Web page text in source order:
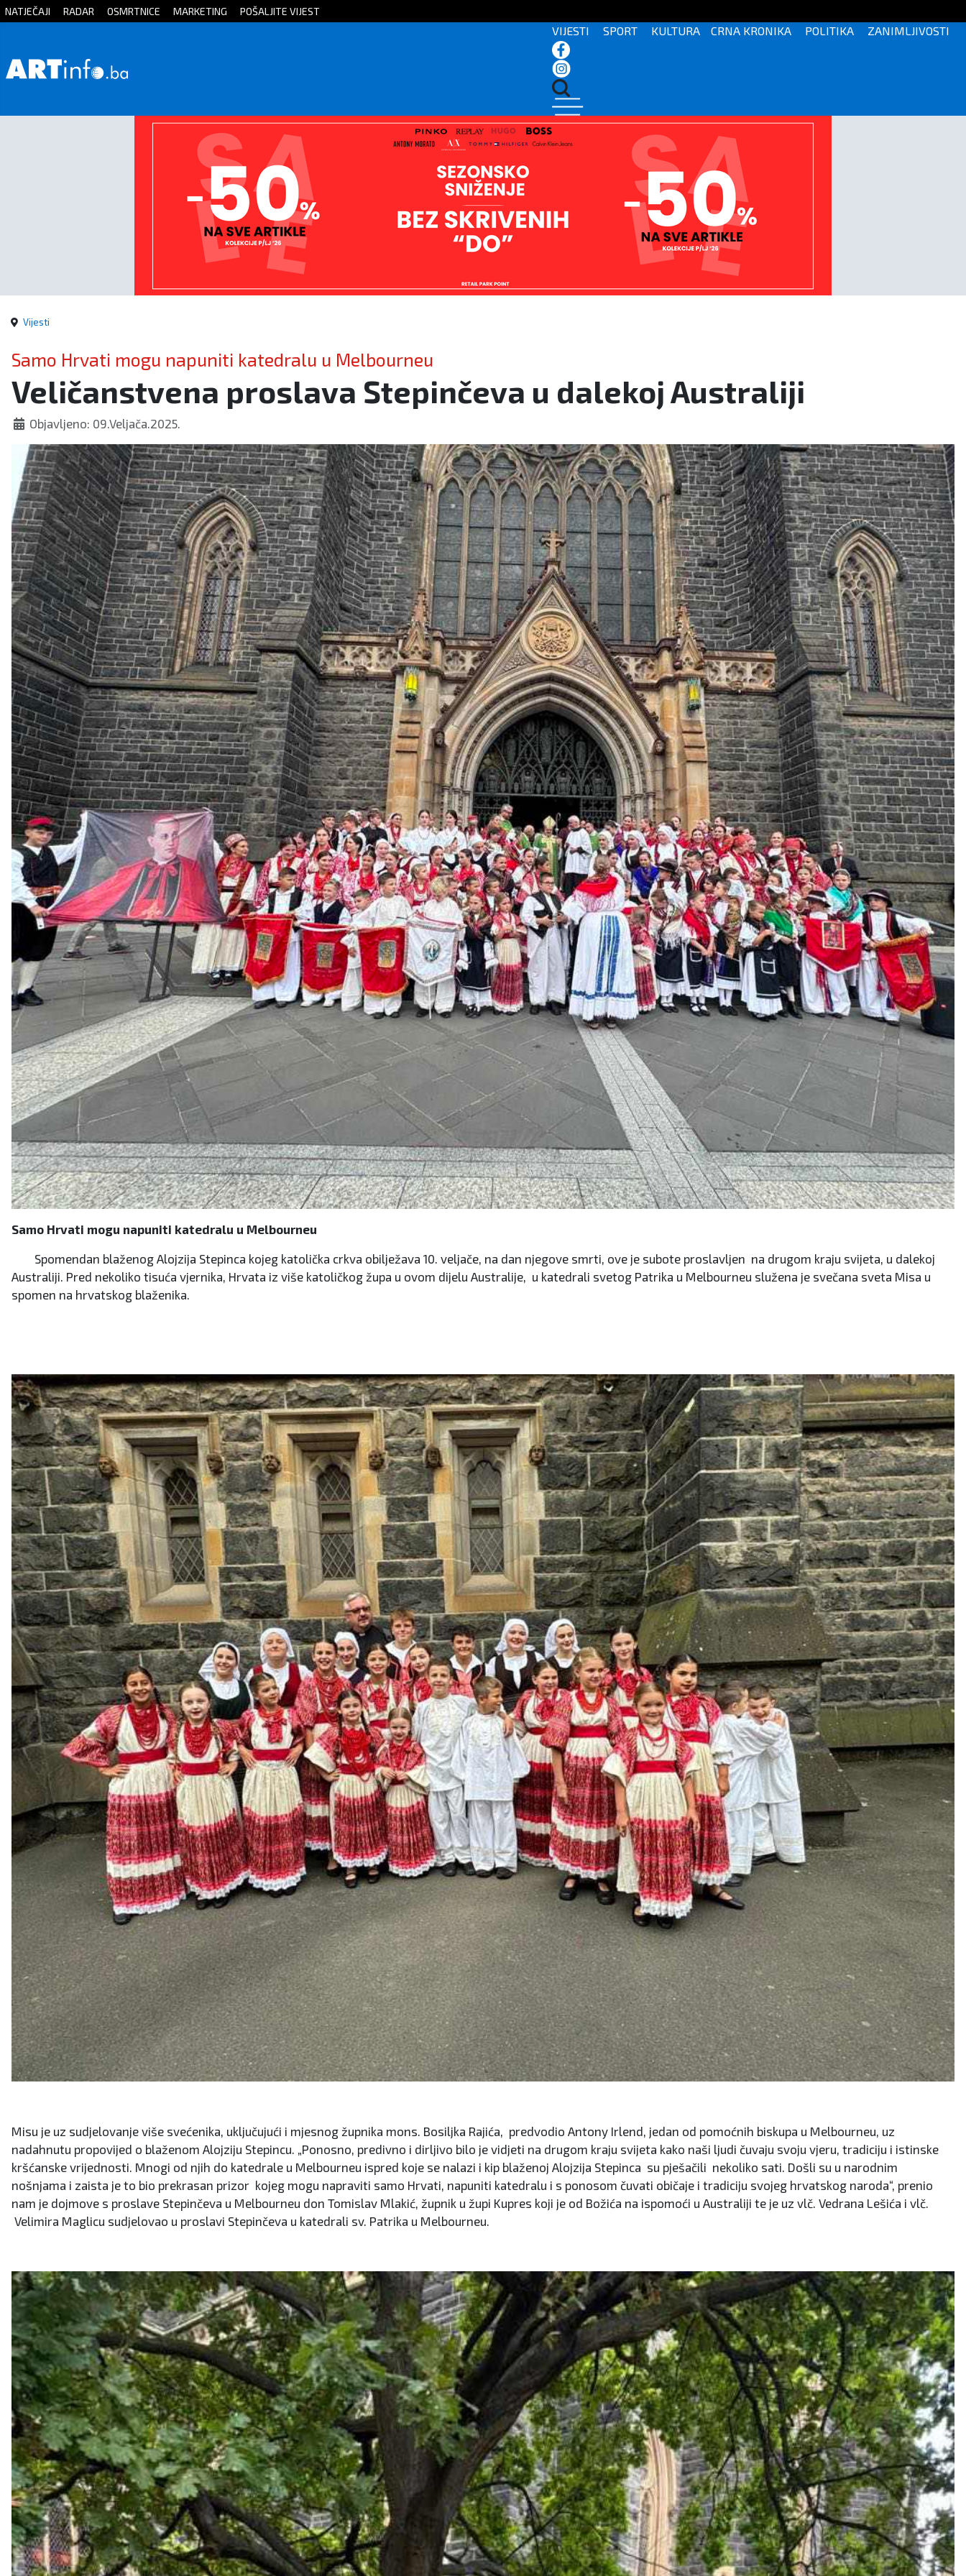
Početna
Zanimljivosti
NATJEČAJI RADAR OSMRTNICE MARKETING POŠALJITE VIJEST
VIJESTI SPORT KULTURA CRNA KRONIKA POLITIKA ZANIMLJIVOSTI
Vijesti
Samo Hrvati mogu napuniti katedralu u Melbourneu
Veličanstvena proslava Stepinčeva u dalekoj Australiji
Objavljeno: 09.Veljača.2025.
Samo Hrvati mogu napuniti katedralu u Melbourneu
Spomendan blaženog Alojzija Stepinca kojeg katolička crkva obilježava 10. veljače, na dan njegove smrti, ove je subote proslavljen na drugom kraju svijeta, u dalekoj
Australiji. Pred nekoliko tisuća vjernika, Hrvata iz više katoličkog župa u ovom dijelu Australije, u katedrali svetog Patrika u Melbourneu služena je svečana sveta Misa u
spomen na hrvatskog blaženika.
Misu je uz sudjelovanje više svećenika, uključujući i mjesnog župnika mons. Bosiljka Rajića, predvodio Antony Irlend, jedan od pomoćnih biskupa u Melbourneu, uz
nadahnutu propovijed o blaženom Alojziju Stepincu. „Ponosno, predivno i dirljivo bilo je vidjeti na drugom kraju svijeta kako naši ljudi čuvaju svoju vjeru, tradiciju i istinske
kršćanske vrijednosti. Mnogi od njih do katedrale u Melbourneu ispred koje se nalazi i kip blaženoj Alojzija Stepinca su pješačili nekoliko sati. Došli su u narodnim
nošnjama i zaista je to bio prekrasan prizor kojeg mogu napraviti samo Hrvati, napuniti katedralu i s ponosom čuvati običaje i tradiciju svojeg hrvatskog naroda“, prenio
nam je dojmove s proslave Stepinčeva u Melbourneu don Tomislav Mlakić, župnik u župi Kupres koji je od Božića na ispomoći u Australiji te je uz vlč. Vedrana Lešića i vlč.
Velimira Maglicu sudjelovao u proslavi Stepinčeva u katedrali sv. Patrika u Melbourneu.